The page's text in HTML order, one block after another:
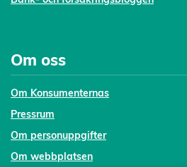
Om oss
Om Konsumenternas
Pressrum
Om personuppgifter
Om webbplatsen